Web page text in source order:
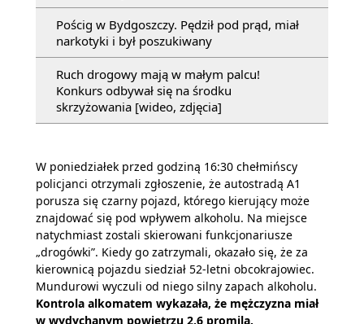
Pościg w Bydgoszczy. Pędził pod prąd, miał
narkotyki i był poszukiwany
Ruch drogowy mają w małym palcu!
Konkurs odbywał się na środku
skrzyżowania [wideo, zdjęcia]
W poniedziałek przed godziną 16:30 chełmińscy
policjanci otrzymali zgłoszenie, że autostradą A1
porusza się czarny pojazd, którego kierujący może
znajdować się pod wpływem alkoholu. Na miejsce
natychmiast zostali skierowani funkcjonariusze
„drogówki”. Kiedy go zatrzymali, okazało się, że za
kierownicą pojazdu siedział 52-letni obcokrajowiec.
Mundurowi wyczuli od niego silny zapach alkoholu.
Kontrola alkomatem wykazała, że mężczyzna miał
w wydychanym powietrzu 2,6 promila.